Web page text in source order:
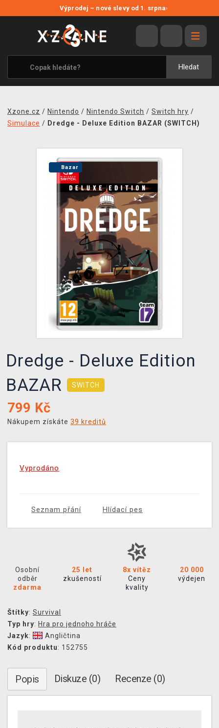
Výprodej – nové slevy od 1. srpna›
Hledat
VÝPRODEJ
VIDEOHRY
XZONE ORIGINALS
TÉMATIKY
MERCHANDISE
TCG & BOARDGAME HUB
VÝKUP HER (BAZAR)
Xzone.cz / Nintendo / Nintendo Switch / Switch hry /
Simulace / Dredge - Deluxe Edition BAZAR (SWITCH)
Bazar
Dredge - Deluxe Edition
BAZAR
SWITCH
799 Kč
Nákupem získáte 39 kreditů
Vyprodáno
Seznam přání Hlídací pes
Osobní
odběr
zdarma
25 let
zkušeností
8x vítěz
Ceny
kvality
20 000
výdejen
Štítky: Survival
Typ hry: Hra pro jednoho hráče
Jazyk:
Angličtina
Kód produktu: 152755
Popis Diskuze (0) Recenze (0)